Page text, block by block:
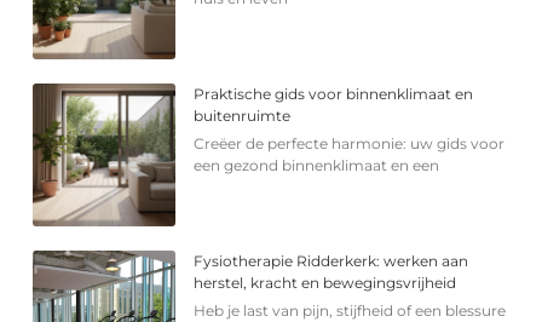
Praktische gids voor binnenklimaat en
buitenruimte
Creëer de perfecte harmonie: uw gids voor
een gezond binnenklimaat en een
Fysiotherapie Ridderkerk: werken aan
herstel, kracht en bewegingsvrijheid
Heb je last van pijn, stijfheid of een blessure